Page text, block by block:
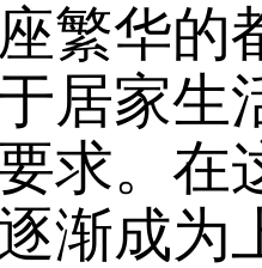
座繁华
居家生
求。在
渐成为